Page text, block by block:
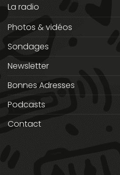
La radio
Photos & vidéos
Sondages
Newsletter
Bonnes Adresses
Podcasts
Contact